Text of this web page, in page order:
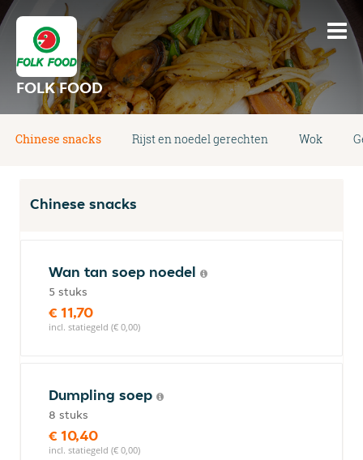
FOLK FOOD
Chinese snacks Rijst en noedel gerechten Wok
Chinese snacks
Wan tan soep noedel
5 stuks
€ 11,70
incl. statiegeld (€ 0,00)
Dumpling soep
8 stuks
€ 10,40
incl. statiegeld (€ 0,00)